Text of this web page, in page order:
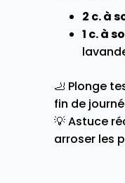
2 c. à
1 c. à
🦶 Plonge
fin de
💡 Astuce
arroser les